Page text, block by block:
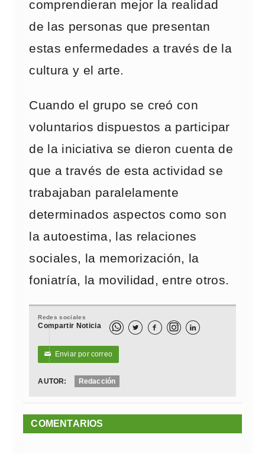
comprendieran mejor la realidad
de las personas que presentan
estas enfermedades a través de la
cultura y el arte.
Cuando el grupo se creó con
voluntarios dispuestos a participar
de la iniciativa se dieron cuenta de
que a través de esta actividad se
trabajaban paralelamente
determinados aspectos como son
la autoestima, las relaciones
sociales, la memorización, la
foniatría, la movilidad, entre otros.
Redes sociales
Compartir Noticia   
✉ Enviar por correo
AUTOR: Redacción
COMENTARIOS